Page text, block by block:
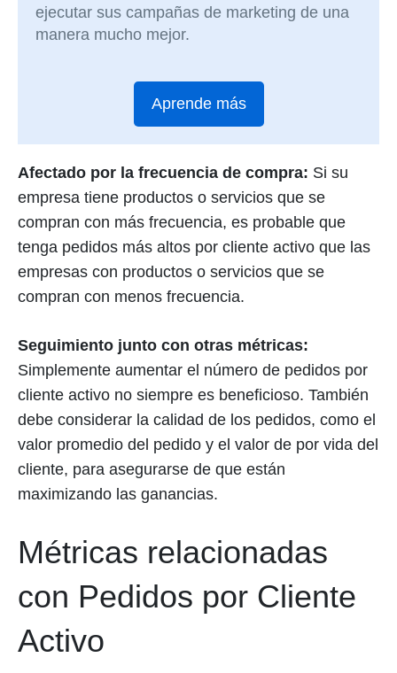
ejecutar sus campañas de marketing de una
manera mucho mejor.
Aprende más
Afectado por la frecuencia de compra: Si su
empresa tiene productos o servicios que se
compran con más frecuencia, es probable que
tenga pedidos más altos por cliente activo que las
empresas con productos o servicios que se
compran con menos frecuencia.
Seguimiento junto con otras métricas:
Simplemente aumentar el número de pedidos por
cliente activo no siempre es beneficioso. También
debe considerar la calidad de los pedidos, como el
valor promedio del pedido y el valor de por vida del
cliente, para asegurarse de que están
maximizando las ganancias.
Métricas relacionadas
con Pedidos por Cliente
Activo